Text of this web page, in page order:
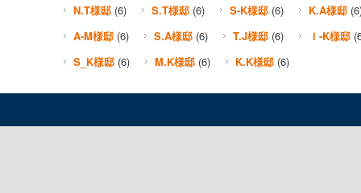
N.T様邸 (6) S.T様邸 (6) S-K様邸 (6) K.A様邸
A-M様邸 (6) S.A様邸 (6) T.J様邸 (6) Ｉ-K様邸
S_K様邸 (6) M.K様邸 (6) K.K様邸 (6)